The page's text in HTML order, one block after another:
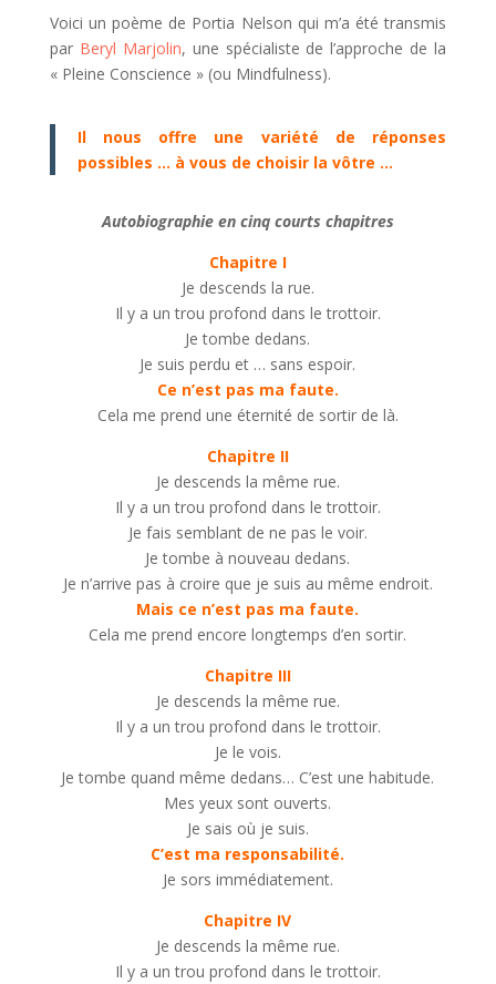
Voici un poème de Portia Nelson qui m’a été transmis
par Beryl Marjolin, une spécialiste de l’approche de la
« Pleine Conscience » (ou Mindfulness).
Il nous offre une variété de réponses
possibles … à vous de choisir la vôtre …
Autobiographie en cinq courts chapitres
Chapitre I
Je descends la rue.
Il y a un trou profond dans le trottoir.
Je tombe dedans.
Je suis perdu et … sans espoir.
Ce n’est pas ma faute.
Cela me prend une éternité de sortir de là.
Chapitre II
Je descends la même rue.
Il y a un trou profond dans le trottoir.
Je fais semblant de ne pas le voir.
Je tombe à nouveau dedans.
Je n’arrive pas à croire que je suis au même endroit.
Mais ce n’est pas ma faute.
Cela me prend encore longtemps d’en sortir.
Chapitre III
Je descends la même rue.
Il y a un trou profond dans le trottoir.
Je le vois.
Je tombe quand même dedans… C’est une habitude.
Mes yeux sont ouverts.
Je sais où je suis.
C’est ma responsabilité.
Je sors immédiatement.
Chapitre IV
Je descends la même rue.
Il y a un trou profond dans le trottoir.